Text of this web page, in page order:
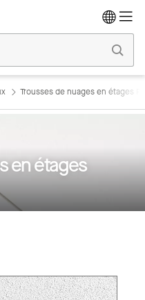
Trousses de nuages en étages
en étages